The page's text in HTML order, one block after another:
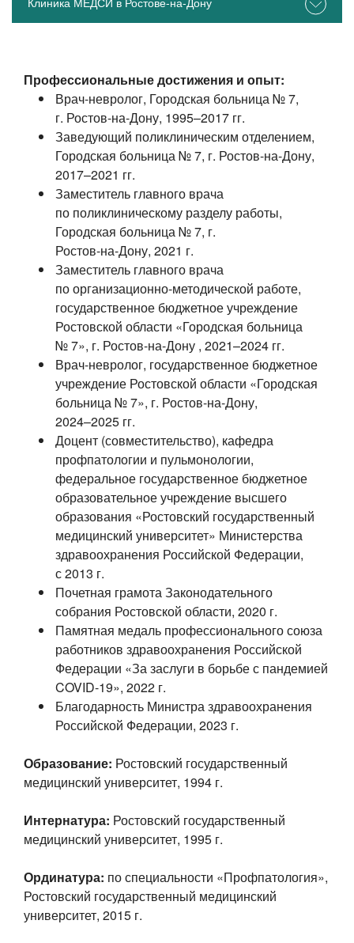
Профессиональные достижения и опыт:
Врач-невролог, Городская больница № 7,
г. Ростов-на-Дону, 1995–2017 гг.
Заведующий поликлиническим отделением,
Городская больница № 7, г. Ростов-на-Дону,
2017–2021 гг.
Заместитель главного врача
по поликлиническому разделу работы,
Городская больница № 7, г.
Ростов-на-Дону, 2021 г.
Заместитель главного врача
поорганизационно-методической работе,
государственное бюджетное учреждение
Ростовской области «Городская больница
№ 7», г. Ростов-на-Дону , 2021–2024 гг.
Врач-невролог, государственное бюджетное
учреждение Ростовской области «Городская
больница № 7», г. Ростов-на-Дону,
2024–2025 гг.
Доцент (совместительство), кафедра
профпатологии и пульмонологии,
федеральное государственное бюджетное
образовательное учреждение высшего
образования «Ростовский государственный
медицинский университет» Министерства
здравоохранения Российской Федерации,
с 2013 г.
Почетная грамота Законодательного
собрания Ростовской области, 2020 г.
Памятная медаль профессионального союза
работников здравоохранения Российской
Федерации «За заслуги в борьбе с пандемией
COVID-19», 2022 г.
Благодарность Министра здравоохранения
Российской Федерации, 2023 г.
Образование: Ростовский государственный
медицинский университет, 1994 г.
Интернатура: Ростовский государственный
медицинский университет, 1995 г.
Ординатура: по специальности «Профпатология»,
Ростовский государственный медицинский
университет, 2015 г.